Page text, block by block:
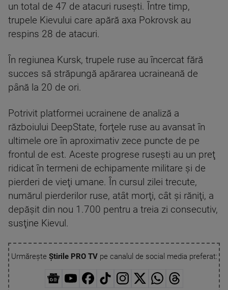
un total de 47 de atacuri ruseşti. Între timp,
trupele Kievului care apără axa Pokrovsk au
respins 28 de atacuri.
În regiunea Kursk, trupele ruse au încercat fără
succes să străpungă apărarea ucraineană de
până la 20 de ori.
Potrivit platformei ucrainene de analiză a
războiului DeepState, forţele ruse au avansat în
ultimele ore în aproximativ zece puncte de pe
frontul de est. Aceste progrese ruseşti au un preţ
ridicat în termeni de echipamente militare şi de
pierderi de vieţi umane. În cursul zilei trecute,
numărul pierderilor ruse, atât morţi, cât şi răniţi, a
depăşit din nou 1.700 pentru a treia zi consecutiv,
susţine Kievul.
Urmărește Știrile PRO TVpe canalul de social media preferat: